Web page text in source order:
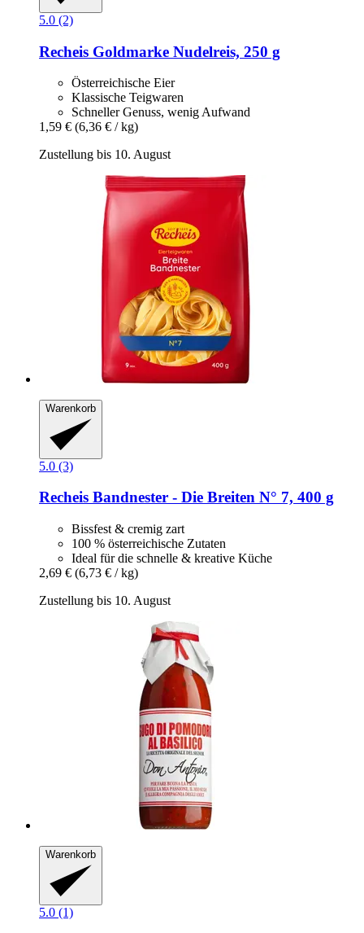
5.0 (2)
Recheis Goldmarke Nudelreis, 250 g
Österreichische Eier
Klassische Teigwaren
Schneller Genuss, wenig Aufwand
1,59 € (6,36 € / kg)
Zustellung bis 10. August
Warenkorb
5.0 (3)
Recheis Bandnester -​ Die Breiten N° 7, 400 g
Bissfest & cremig zart
100 % österreichische Zutaten
Ideal für die schnelle & kreative Küche
2,69 € (6,73 € / kg)
Zustellung bis 10. August
Warenkorb
5.0 (1)